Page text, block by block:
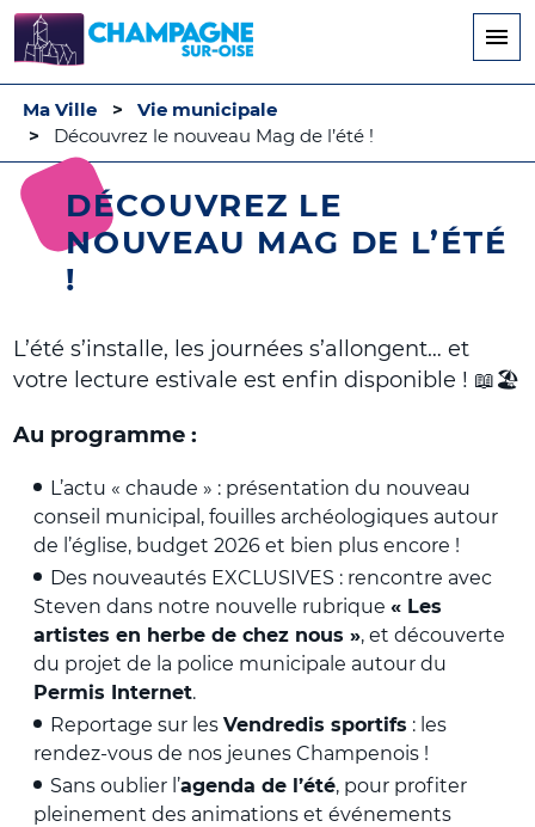
principal
Ma Ville
Vie municipale
Découvrez le nouveau Mag de l’été !
DÉCOUVREZ LE
NOUVEAU MAG DE L’ÉTÉ
!
L’été s’installe, les journées s’allongent… et
votre lecture estivale est enfin disponible ! 📖🏖️
Au programme :
L’actu « chaude » : présentation du nouveau
conseil municipal, fouilles archéologiques autour
de l’église, budget 2026 et bien plus encore !
Des nouveautés EXCLUSIVES : rencontre avec
Steven dans notre nouvelle rubrique« Les
artistes en herbe de chez nous », et découverte
du projet de la police municipale autour du
Permis Internet.
Reportage sur lesVendredis sportifs : les
rendez-vous de nos jeunes Champenois !
Sans oublier l’agenda de l’été, pour profiter
pleinement des animations et événements